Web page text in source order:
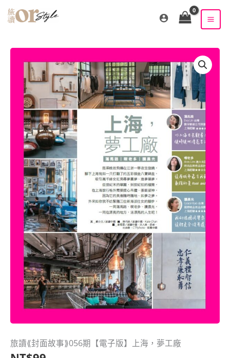
旅讀⟪封面故事⟫056期【電子版】上海，夢工廠
旅
讀